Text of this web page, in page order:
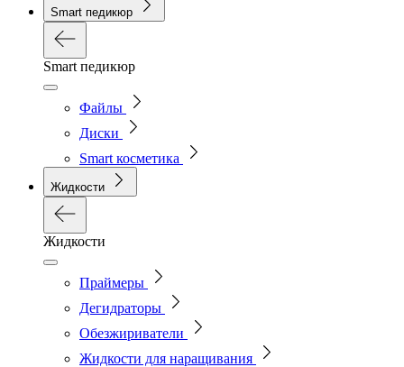
Smart педикюр
Smart педикюр
Файлы
Диски
Smart косметика
Жидкости
Жидкости
Праймеры
Дегидраторы
Обезжириватели
Жидкости для наращивания